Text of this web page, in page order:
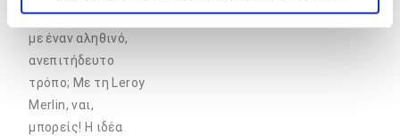
στιγμών στο σπίτι,
με έναν αληθινό,
ανεπιτήδευτο
τρόπο; Με τη Leroy
Merlin, ναι,
μπορείς! Η ιδέα